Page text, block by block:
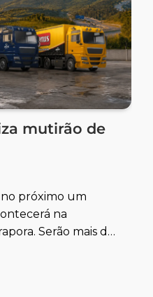
mutirão de
próximo um
na
Serão mais de